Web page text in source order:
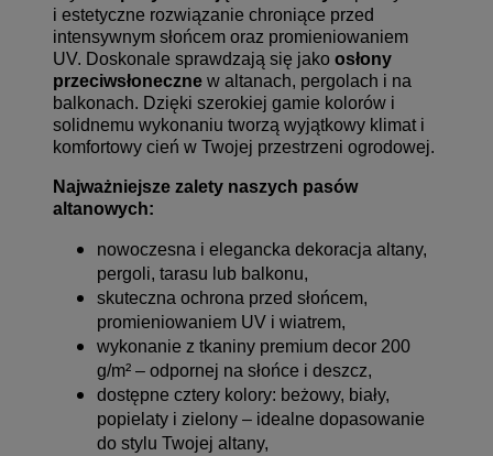
i estetyczne rozwiązanie chroniące przed
intensywnym słońcem oraz promieniowaniem
UV. Doskonale sprawdzają się jako osłony
przeciwsłoneczne w altanach, pergolach i na
balkonach. Dzięki szerokiej gamie kolorów i
solidnemu wykonaniu tworzą wyjątkowy klimat i
komfortowy cień w Twojej przestrzeni ogrodowej.
Najważniejsze zalety naszych pasów
altanowych:
nowoczesna i elegancka dekoracja altany,
pergoli, tarasu lub balkonu,
skuteczna ochrona przed słońcem,
promieniowaniem UV i wiatrem,
wykonanie z tkaniny premium decor 200
g/m² – odpornej na słońce i deszcz,
dostępne cztery kolory: beżowy, biały,
popielaty i zielony – idealne dopasowanie
do stylu Twojej altany,